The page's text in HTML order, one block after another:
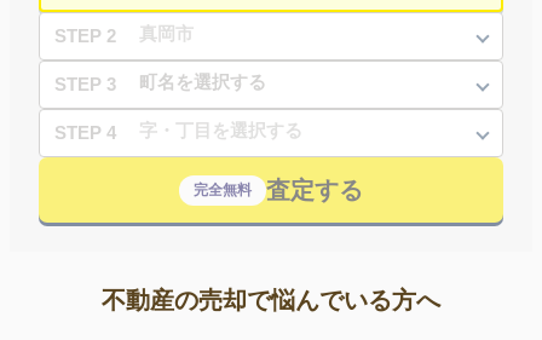
STEP 2
STEP 3
STEP 4
完全無料 査定する
不動産の売却で悩んでいる方へ